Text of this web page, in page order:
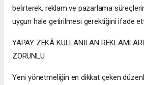
belirterek, reklam ve pazarlama
uygun hale getirilmesi gerektiğini ifade
YAPAY ZEKÂ KULLANILAN
ZORUNLU
Yeni yönetmeliğin en dikkat çeken